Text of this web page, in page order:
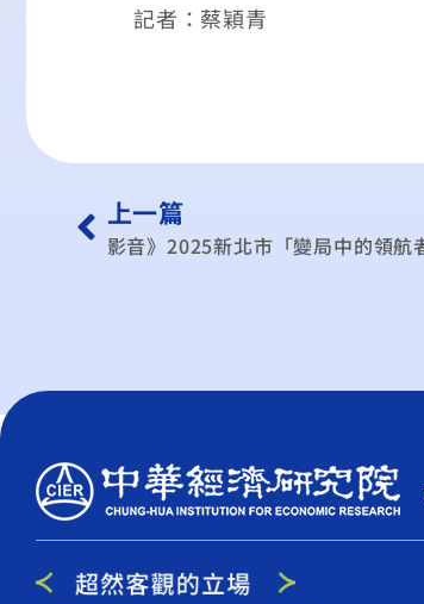
記者：蔡穎青
上一篇